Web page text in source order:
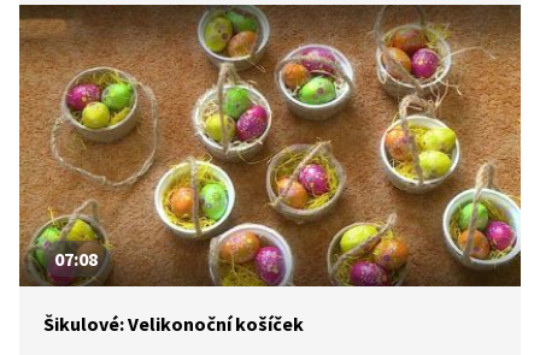
07:08
Šikulové: Velikonoční košíček